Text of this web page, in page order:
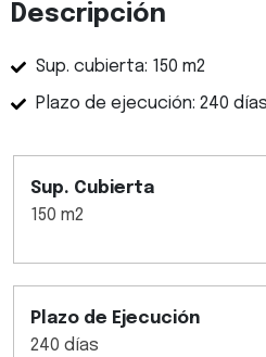
Descripción
Sup. cubierta: 150 m2
Plazo de ejecución: 240 días
Sup. Cubierta
150 m2
Plazo de Ejecución
240 días